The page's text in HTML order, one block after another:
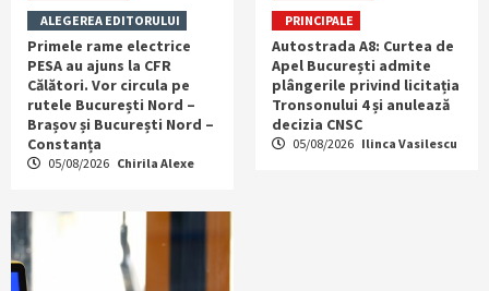
ALEGEREA EDITORULUI
Primele rame electrice
PESA au ajuns la CFR
Călători. Vor circula pe
rutele București Nord –
Brașov și București Nord –
Constanța
05/08/2026 Chirila Alexe
PRINCIPALE
Autostrada A8: Curtea de
Apel București admite
plângerile privind licitația
Tronsonului 4 și anulează
decizia CNSC
05/08/2026 Ilinca Vasilescu